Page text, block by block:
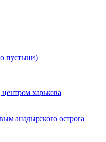
пустыни)
харькова
анадырского острога